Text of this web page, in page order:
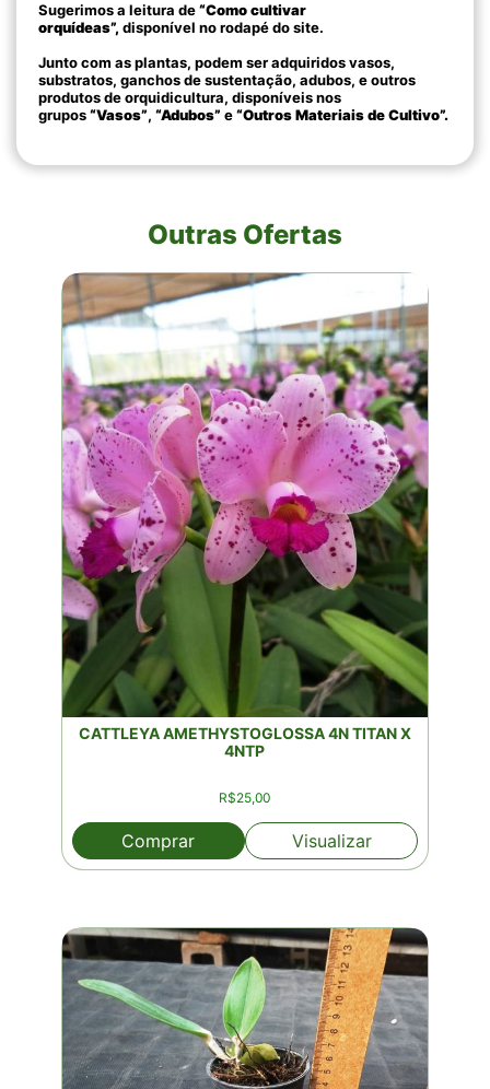
Sugerimos a leitura de“Como cultivar
orquídeas”, disponível no rodapé do site.
Junto com as plantas, podem ser adquiridos vasos,
substratos, ganchos de sustentação, adubos, e outros
produtos de orquidicultura, disponíveis nos
grupos“Vasos”, “Adubos” e“Outros Materiais de Cultivo”.
Outras Ofertas
CATTLEYA AMETHYSTOGLOSSA 4N TITAN X
4NTP
R$25,00
Comprar Visualizar